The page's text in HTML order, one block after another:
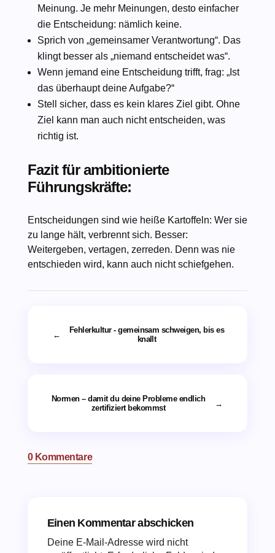
Meinung. Je mehr Meinungen, desto einfacher
die Entscheidung: nämlich keine.
Sprich von „gemeinsamer Verantwortung“. Das
klingt besser als „niemand entscheidet was“.
Wenn jemand eine Entscheidung trifft, frag: „Ist
das überhaupt deine Aufgabe?“
Stell sicher, dass es kein klares Ziel gibt. Ohne
Ziel kann man auch nicht entscheiden, was
richtig ist.
Fazit für ambitionierte
Führungskräfte:
Entscheidungen sind wie heiße Kartoffeln: Wer sie
zu lange hält, verbrennt sich. Besser:
Weitergeben, vertagen, zerreden. Denn was nie
entschieden wird, kann auch nicht schiefgehen.
←
Fehlerkultur - gemeinsam schweigen, bis es
knallt
Normen – damit du deine Probleme endlich
zertifiziert bekommst
→
0 Kommentare
Einen Kommentar abschicken
Deine E-Mail-Adresse wird nicht